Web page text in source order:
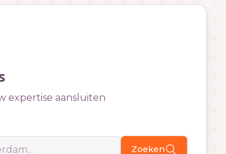
expertise aansluiten
Zoeken